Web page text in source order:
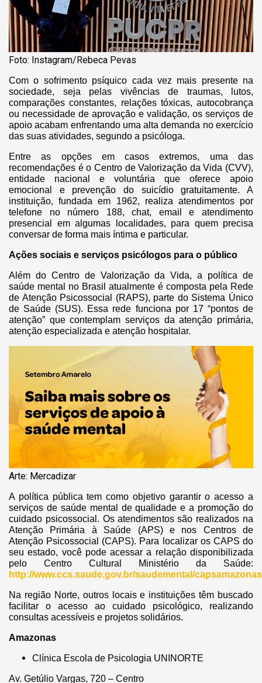
Foto: Instagram/Rebeca Pevas
Com o sofrimento psíquico cada vez mais presente na
sociedade, seja pelas vivências de traumas, lutos,
comparações constantes, relações tóxicas, autocobrança
ou necessidade de aprovação e validação, os serviços de
apoio acabam enfrentando uma alta demanda no exercício
das suas atividades, segundo a psicóloga.
Entre as opções em casos extremos, uma das
recomendações é o Centro de Valorização da Vida (CVV),
entidade nacional e voluntária que oferece apoio
emocional e prevenção do suicídio gratuitamente. A
instituição, fundada em 1962, realiza atendimentos por
telefone no número 188, chat, email e atendimento
presencial em algumas localidades, para quem precisa
conversar de forma mais íntima e particular.
Ações sociais e serviços psicólogos para o público
Além do Centro de Valorização da Vida, a política de
saúde mental no Brasil atualmente é composta pela Rede
de Atenção Psicossocial (RAPS), parte do Sistema Único
de Saúde (SUS). Essa rede funciona por 17 “pontos de
atenção” que contemplam serviços da atenção primária,
atenção especializada e atenção hospitalar.
Arte: Mercadizar
A política pública tem como objetivo garantir o acesso a
serviços de saúde mental de qualidade e a promoção do
cuidado psicossocial. Os atendimentos são realizados na
Atenção Primária à Saúde (APS) e nos Centros de
Atenção Psicossocial (CAPS). Para localizar os CAPS do
seu estado, você pode acessar a relação disponibilizada
pelo Centro Cultural Ministério da Saúde:
http://www.ccs.saude.gov.br/saudemental/
Na região Norte, outros locais e instituições têm buscado
facilitar o acesso ao cuidado psicológico, realizando
consultas acessíveis e projetos solidários.
Amazonas
Clínica Escola de Psicologia UNINORTE
Av. Getúlio Vargas, 720 – Centro